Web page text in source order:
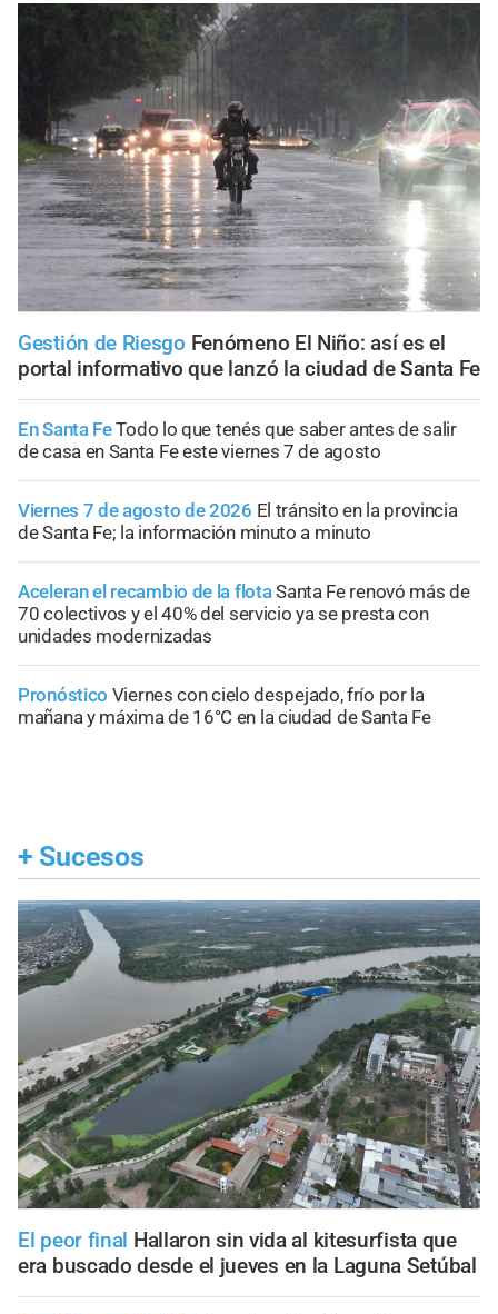
Gestión de Riesgo Fenómeno El Niño: así es el
portal informativo que lanzó la ciudad de Santa Fe
En Santa FeTodo lo que tenés que saber antes de salir
de casa en Santa Fe este viernes 7 de agosto
Viernes 7 de agosto de 2026 El tránsito en la provincia
de Santa Fe; la información minuto a minuto
Aceleran el recambio de la flotaSanta Fe renovó más de
70 colectivos y el 40% del servicio ya se presta con
unidades modernizadas
Pronóstico Viernes con cielo despejado, frío por la
mañana y máxima de 16°C en la ciudad de Santa Fe
+ Sucesos
El peor final Hallaron sin vida al kitesurfista que
era buscado desde el jueves en la Laguna Setúbal